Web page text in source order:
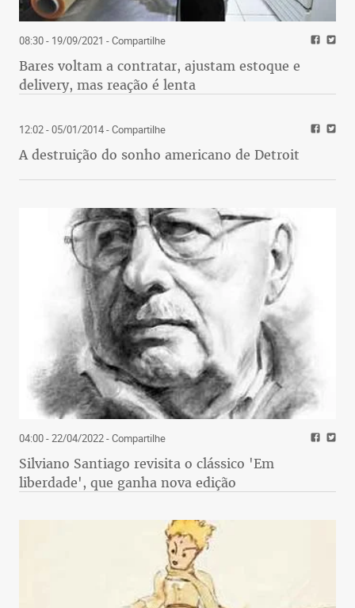
08:30 - 19/09/2021 - Compartilhe
Bares voltam a contratar, ajustam estoque e
delivery, mas reação é lenta
12:02 - 05/01/2014- Compartilhe
A destruição do sonho americano de Detroit
04:00 - 22/04/2022- Compartilhe
Silviano Santiago revisita o clássico 'Em
liberdade', que ganha nova edição